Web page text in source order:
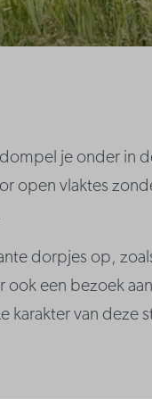
je onder in
open vlaktes
dorpjes op,
ook een bezoek
karakter van deze